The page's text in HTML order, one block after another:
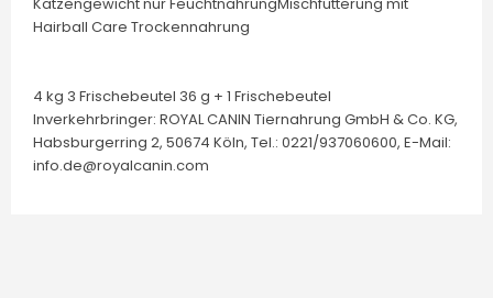
Hairball Care Trockennahrung
4 kg 3 Frischebeutel 36 g + 1 Frischebeutel
Inverkehrbringer: ROYAL CANIN Tiernahrung GmbH & Co. KG,
Habsburgerring 2, 50674 Köln, Tel.: 0221/937060600, E-Mail:
info.de@royalcanin.com